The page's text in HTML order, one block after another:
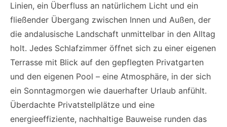
Linien, ein Überfluss an natürlichem Licht und ein
fließender Übergang zwischen Innen und Außen, der
die andalusische Landschaft unmittelbar in den Alltag
holt. Jedes Schlafzimmer öffnet sich zu einer eigenen
Terrasse mit Blick auf den gepflegten Privatgarten
und den eigenen Pool – eine Atmosphäre, in der sich
ein Sonntagmorgen wie dauerhafter Urlaub anfühlt.
Überdachte Privatstellplätze und eine
energieeffiziente, nachhaltige Bauweise runden das